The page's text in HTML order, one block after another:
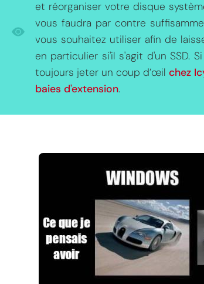
et réorganiser votre disque
vous faudra par contre
vous souhaitez utiliser afin de
en particulier si'il s'agit d'un SSD.
toujours jeter un coup d’œilchez
baies d'extension.